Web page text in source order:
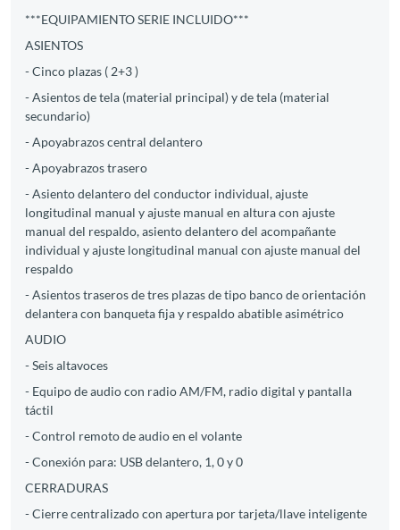
***EQUIPAMIENTO SERIE INCLUIDO***
ASIENTOS
- Cinco plazas ( 2+3 )
- Asientos de tela (material principal) y de tela (material
secundario)
- Apoyabrazos central delantero
- Apoyabrazos trasero
- Asiento delantero del conductor individual, ajuste
longitudinal manual y ajuste manual en altura con ajuste
manual del respaldo, asiento delantero del acompañante
individual y ajuste longitudinal manual con ajuste manual del
respaldo
- Asientos traseros de tres plazas de tipo banco de orientación
delantera con banqueta fija y respaldo abatible asimétrico
AUDIO
- Seis altavoces
- Equipo de audio con radio AM/FM, radio digital y pantalla
táctil
- Control remoto de audio en el volante
- Conexión para: USB delantero, 1, 0 y 0
CERRADURAS
- Cierre centralizado con apertura por tarjeta/llave inteligente